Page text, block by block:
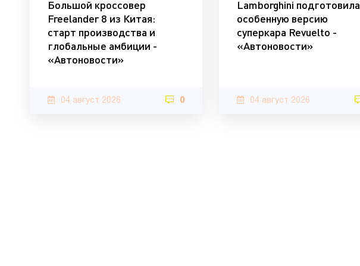
Большой кроссовер
Freelander 8 из Китая:
старт производства и
глобальные амбиции -
«Автоновости»
04 август 2026 0
Lamborghini подготовила
особенную версию
суперкара Revuelto -
«Автоновости»
04 август 2026